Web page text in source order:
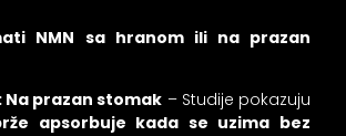
NMN sa hranom ili na prazan
Na prazan stomak – Studije pokazuju
apsorbuje kada se uzima bez